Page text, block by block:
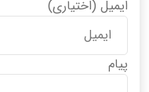
ایمیل (اختیاری)
پیام